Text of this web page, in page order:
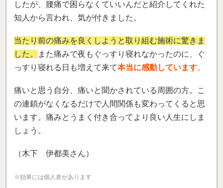
した。また痛みで夜もぐっすり寝れなかったのに、ぐ
っすり寝れる日も増えて来て 本当に感動しています
痛いと思う自分、痛いと聞かされている周囲の方。こ
の連鎖がなくなるだけで人間関係も変わってくると思
います。痛みとうまく付き合ってより良い人生にしま
（木下 伊都美さん）
※効果には個人差があります
「20年以上の腰痛が数回で改善！」